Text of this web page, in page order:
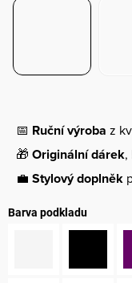
📅 Ruční výroba z
🎁 Originální dárek,
💼 Stylový doplněk
Barva podkladu